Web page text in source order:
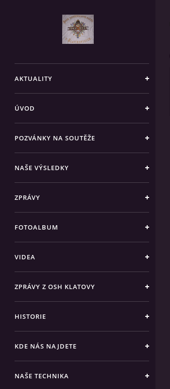
AKTUALITY
ÚVOD
POZVÁNKY NA SOUTĚŽE
NAŠE VÝSLEDKY
ZPRÁVY
FOTOALBUM
VIDEA
ZPRÁVY Z OSH KLATOVY
HISTORIE
KDE NÁS NAJDETE
NAŠE TECHNIKA